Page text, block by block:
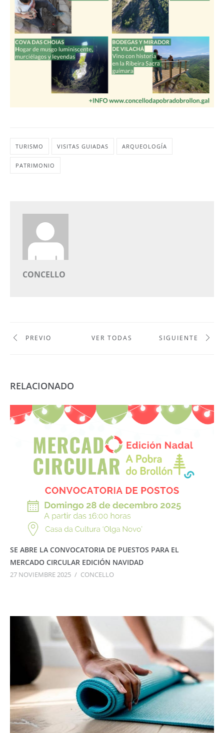
TURISMO VISITAS GUIADAS ARQUEOLOGÍA
PATRIMONIO
CONCELLO
PREVIO VER TODAS SIGUIENTE
RELACIONADO
SE ABRE LA CONVOCATORIA DE PUESTOS PARA EL
MERCADO CIRCULAR EDICIÓN NAVIDAD
27 NOVIEMBRE 2025 / CONCELLO